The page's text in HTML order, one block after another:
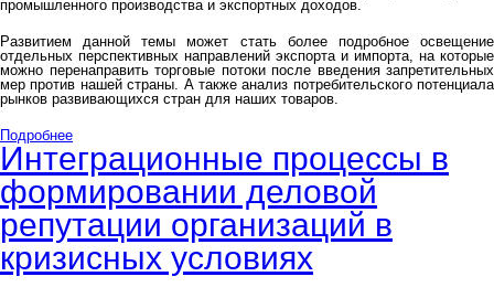
промышленного производства и экспортных доходов.
Развитием данной темы может стать более подробное освещение
отдельных перспективных направлений экспорта и импорта, на которые
можно перенаправить торговые потоки после введения запретительных
мер против нашей страны. А также анализ потребительского потенциала
рынков развивающихся стран для наших товаров.
Подробнее
Интеграционные процессы в
формировании деловой
репутации организаций в
кризисных условиях